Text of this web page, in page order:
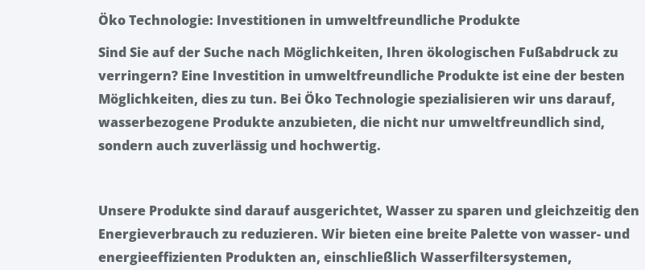
Öko Technologie: Investitionen in umweltfreundliche Produkte
Sind Sie auf der Suche nach Möglichkeiten, Ihren ökologischen Fußabdruck zu
verringern? Eine Investition in umweltfreundliche Produkte ist eine der besten
Möglichkeiten, dies zu tun. Bei Öko Technologie spezialisieren wir uns darauf,
wasserbezogene Produkte anzubieten, die nicht nur umweltfreundlich sind,
sondern auch zuverlässig und hochwertig.
Unsere Produkte sind darauf ausgerichtet, Wasser zu sparen und gleichzeitig den
Energieverbrauch zu reduzieren. Wir bieten eine breite Palette von wasser- und
energieeffizienten Produkten an, einschließlich Wasserfiltersystemen,